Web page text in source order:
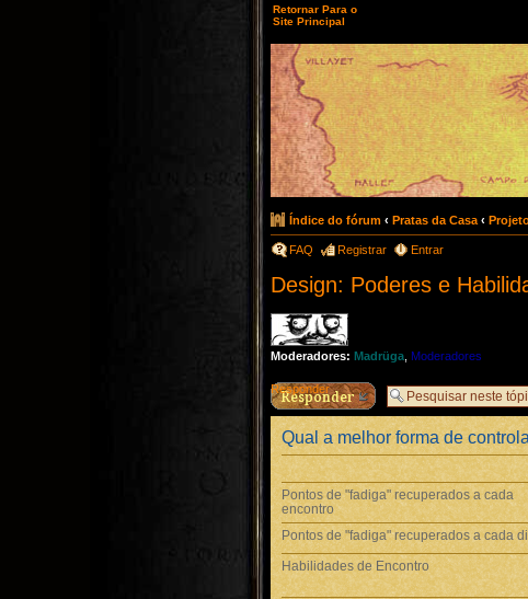
Retornar Para o
Site Principal
Índice do fórum ‹ Pratas da Casa ‹
FAQ Registrar Entrar
Design: Poderes e
Moderadores: Madrüga Moderadores
Responder
Qual a melhor forma de
Pontos de "fadiga" recuperados a cada
encontro
Pontos de "fadiga" recuperados a cada
Habilidades de Encontro